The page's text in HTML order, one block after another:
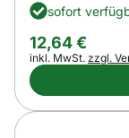
sofort
12,64€
Steuerhinweis:
inkl. MwSt. zzgl.